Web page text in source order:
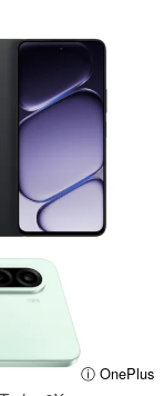
ⓘ OnePlus